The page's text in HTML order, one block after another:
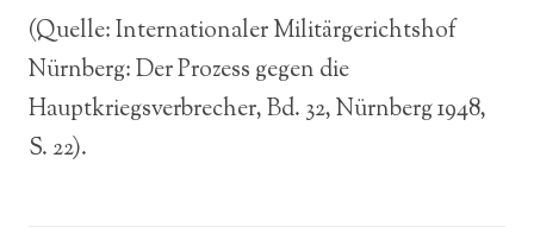
(Quelle: Internationaler Militärgerichtshof
Nürnberg: Der Prozess gegen die
Hauptkriegsverbrecher, Bd. 32, Nürnberg 1948,
S. 22).